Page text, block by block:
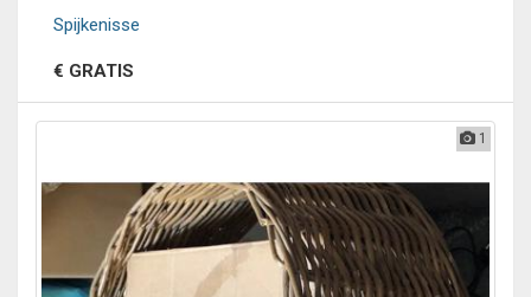
Spijkenisse
€ GRATIS
1